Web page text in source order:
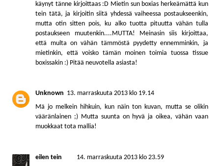
käynyt tänne kirjoittaas :D Mietin sun boxias herkeämättä kun
tein tätä, ja kirjoitin siitä yhdessä vaiheessa postaukseenkin,
mutta otin sitten pois, ku alko tuotta pituutta vähän tulla
postaukseen muutenkin....MUTTA! Meinasin siis kirjoittaa,
että multa on vähän tämmöstä pyydetty ennemminkin, ja
mietinkin, että voisko tämän moinen toimia tuossa tissue
boxissakin :) Pitää neuvotella asiasta!
Unknown 13. marraskuuta 2013 klo 19.14
Mä jo melkein hihkuin, kun näin ton kuvan, mutta se olikin
vääränlainen ;) Mutta suunta on hyvä ja oikea, vähän vaan
muokkaat tota mallia!
eilen tein 14. marraskuuta 2013 klo 23.59